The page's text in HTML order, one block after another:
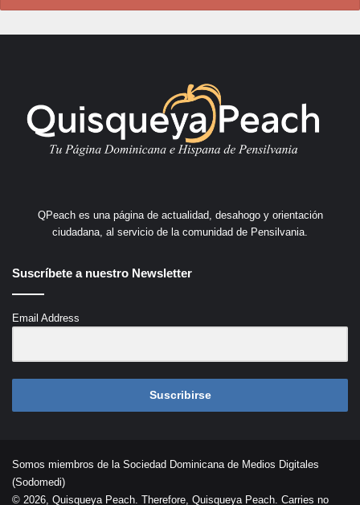
QPeach es una página de actualidad, desahogo y orientación
ciudadana, al servicio de la comunidad de Pensilvania.
Suscríbete a nuestro Newsletter
Email Address
Suscribirse
Somos miembros de la Sociedad Dominicana de Medios Digitales
(Sodomedi)
© 2026, Quisqueya Peach. Therefore, Quisqueya Peach. Carries no